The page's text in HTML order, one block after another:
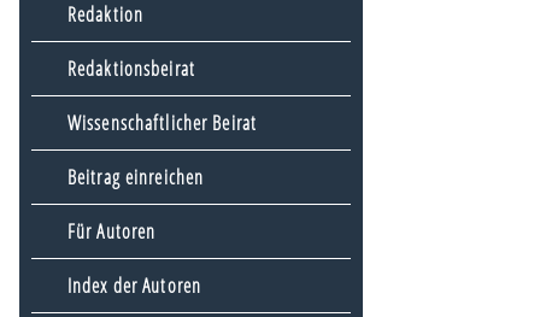
Redaktion
Redaktionsbeirat
Wissenschaftlicher Beirat
Beitrag einreichen
Für Autoren
Index der Autoren